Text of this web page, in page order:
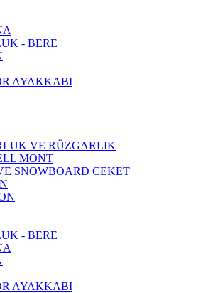
- BERE
AYAKKABI
VE RÜZGARLIK
MONT
SNOWBOARD CEKET
- BERE
AYAKKABI